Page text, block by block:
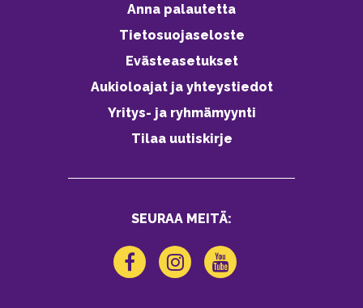
Anna palautetta
Tietosuojaseloste
Evästeasetukset
Aukioloajat ja yhteystiedot
Yritys- ja ryhmämyynti
Tilaa uutiskirje
SEURAA MEITÄ: